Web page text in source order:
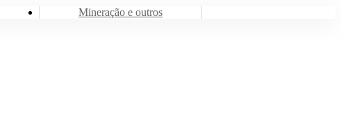
Mineração e outros